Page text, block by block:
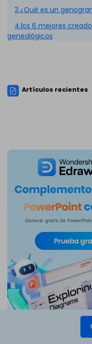
3.¿Qué es un
4.los 6 mejores
genealógicos
Artículos recientes